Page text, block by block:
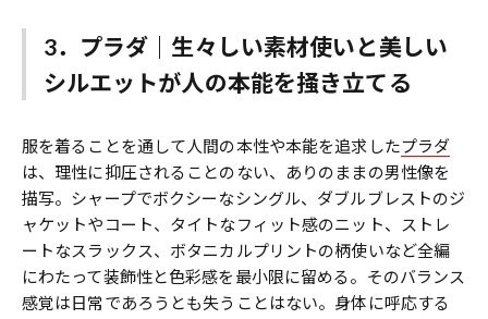
3．プラダ｜生々しい素材使いと美しい
シルエットが人の本能を掻き立てる
服を着ることを通して人間の本性や本能を追求したプラダ
は、理性に抑圧されることのない、ありのままの男性像を
描写。シャープでボクシーなシングル、ダブルブレストのジ
ャケットやコート、タイトなフィット感のニット、ストレ
ートなスラックス、ボタニカルプリントの柄使いなど全編
にわたって装飾性と色彩感を最小限に留める。そのバランス
感覚は日常であろうとも失うことはない。身体に呼応する